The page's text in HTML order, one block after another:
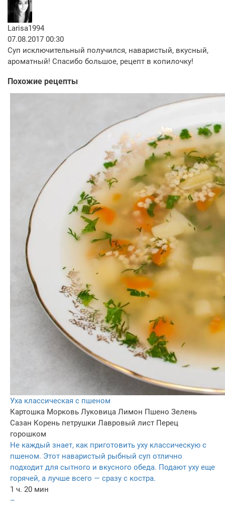
Larisa1994
07.08.2017 00:30
Суп исключительный получился, наваристый, вкусный,
ароматный! Спасибо большое, рецепт в копилочку!
Похожие рецепты
Уха классическая с пшеном
Картошка Морковь Луковица Лимон Пшено Зелень
Сазан Корень петрушки Лавровый лист Перец
горошком
Не каждый знает, как приготовить уху классическую с
пшеном. Этот наваристый рыбный суп отлично
подходит для сытного и вкусного обеда. Подают уху еще
горячей, а лучше всего — сразу с костра.
1 ч. 20 мин
–